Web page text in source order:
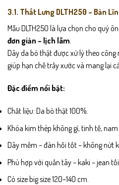
3.1. Thắt Lưng DLTH250 – Bản
Mẫu DLTH250 là lựa chọn cho quý
đơn giản – lịch lãm.
Dây da bò thật được xử lý theo công
giúp hạn chế trầy xước và mang lại
Đặc điểm nổi bật:
Chất liệu: Da bò thật 100%.
Khóa kim thép không gỉ, tinh tế, nam
Dây mềm – đàn hồi tốt – không nứt
Phù hợp với quần tây – kaki – jean
Có size big size 120–140 cm.